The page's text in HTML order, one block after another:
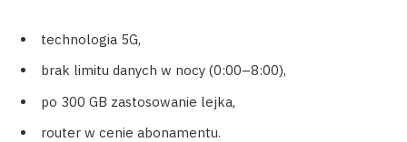
technologia 5G,
brak limitu danych w nocy (0:00–8:00),
po 300 GB zastosowanie lejka,
router w cenie abonamentu.